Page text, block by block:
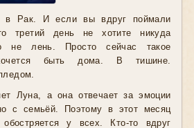
в Рак. И если вы вдруг поймали
третий день не хотите никуда
не лень. Просто сейчас такое
быть дома. В тишине.
Луна, а она отвечает за эмоции
с семьёй. Поэтому в этот месяц
обостряется у всех. Кто-то вдруг